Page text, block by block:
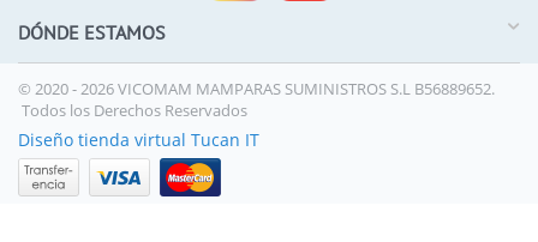
DÓNDE ESTAMOS
© 2020 - 2026 VICOMAM MAMPARAS SUMINISTROS S.L B56889652.
Todos los Derechos Reservados
Diseño tienda virtual Tucan IT